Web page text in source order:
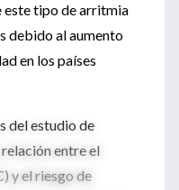
este tipo de arritmia
debido al aumento
en los países
del estudio de
entre el
y el riesgo de